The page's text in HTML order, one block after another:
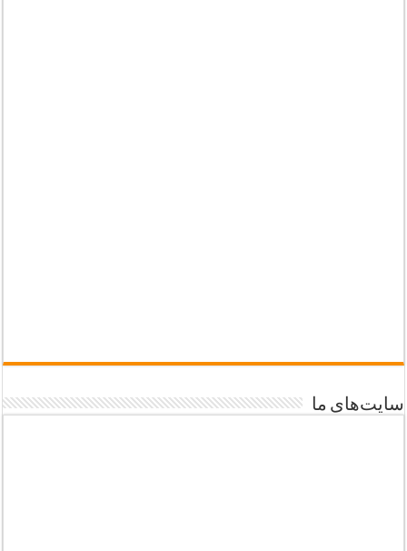
سایت‌های ما